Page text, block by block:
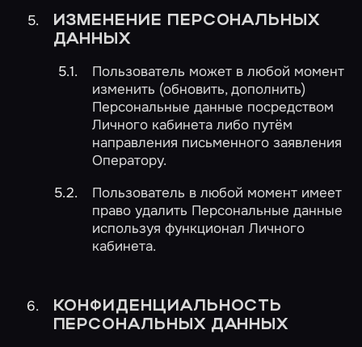
ИЗМЕНЕНИЕ ПЕРСОНАЛЬНЫХ
ДАННЫХ
Пользователь может в любой момент
изменить (обновить, дополнить)
Персональные данные посредством
Личного кабинета либо путём
направления письменного заявления
Оператору.
Пользователь в любой момент имеет
право удалить Персональные данные
используя функционал Личного
кабинета.
КОНФИДЕНЦИАЛЬНОСТЬ
ПЕРСОНАЛЬНЫХ ДАННЫХ